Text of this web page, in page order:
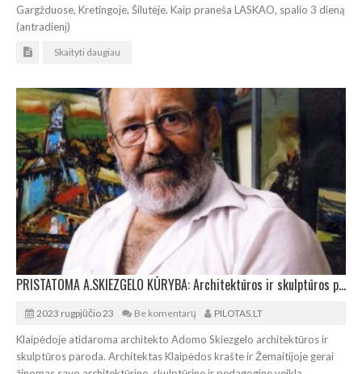
Gargžduose, Kretingoje, Šilutėje. Kaip praneša LASKAO, spalio 3 dieną
(antradienį)
Skaityti daugiau
PRISTATOMA A.SKIEZGELO KŪRYBA: Architektūros ir skulptūros paroda LASKAO parodų salėje
2023 rugpjūčio 23 Be komentarų PILOTAS.LT
Klaipėdoje atidaroma architekto Adomo Skiezgelo architektūros ir
skulptūros paroda. Architektas Klaipėdos krašte ir Žemaitijoje gerai